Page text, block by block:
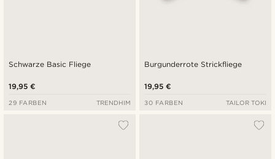
Schwarze Basic Fliege
19,95 €
29 FARBEN TRENDHIM
Burgunderrote Strickfliege
19,95 €
30 FARBEN TAILOR TOKI